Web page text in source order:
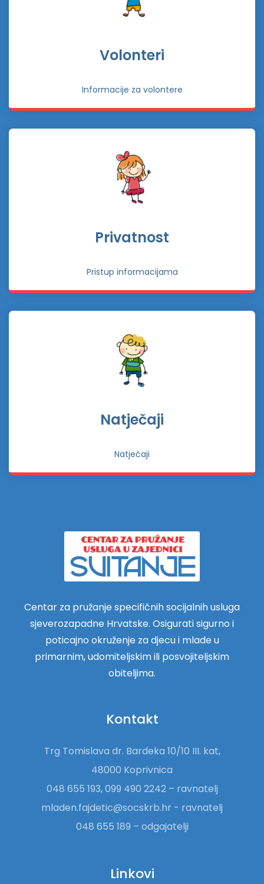
Volonteri
Informacije za volontere
Privatnost
Pristup informacijama
Natječaji
Natječaji
Centar za pružanje specifičnih socijalnih usluga
sjeverozapadne Hrvatske. Osigurati sigurno i
poticajno okruženje za djecu i mlade u
primarnim, udomiteljskim ili posvojiteljskim
obiteljima.
Kontakt
Trg Tomislava dr. Bardeka 10/10 III. kat,
48000 Koprivnica
048 655 193, 099 490 2242 – ravnatelj
mladen.fajdetic@socskrb.hr - ravnatelj
048 655 189 – odgajatelji
Linkovi